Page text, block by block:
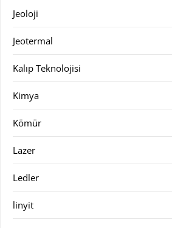
Jeoloji
Jeotermal
Kalıp Teknolojisi
Kimya
Kömür
Lazer
Ledler
linyit